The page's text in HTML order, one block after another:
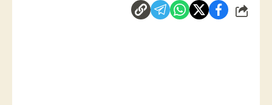
شارك